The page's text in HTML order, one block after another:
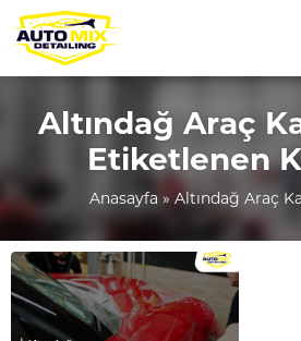
Altındağ Araç
Etiketlenen
Anasayfa » Altındağ Araç